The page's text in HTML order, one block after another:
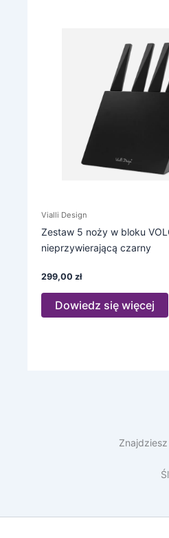
Vialli Design
Zestaw 5 noży w bloku
nieprzywierającą czarny
299,00 zł
Dowiedz się więcej